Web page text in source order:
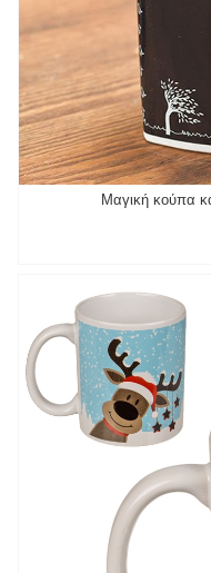
Μαγική κούπα